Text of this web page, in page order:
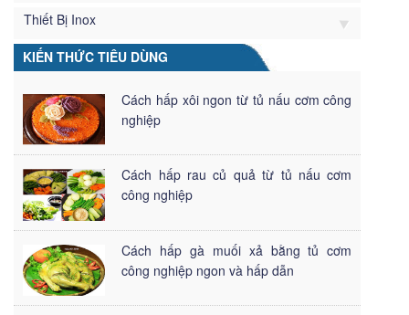
Thiết Bị Inox
KIẾN THỨC TIÊU DÙNG
Cách hấp xôi ngon từ tủ nấu cơm công
nghiệp
Cách hấp rau củ quả từ tủ nấu cơm
công nghiệp
Cách hấp gà muối xả bằng tủ cơm
công nghiệp ngon và hấp dẫn